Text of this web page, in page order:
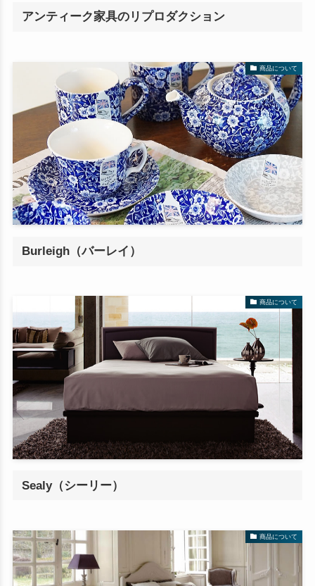
アンティーク家具のリプロダクション
商品について
Burleigh（バーレイ）
商品について
Sealy（シーリー）
商品について